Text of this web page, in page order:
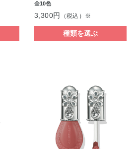
全10色
3,300円 （税込）※
種類を選ぶ